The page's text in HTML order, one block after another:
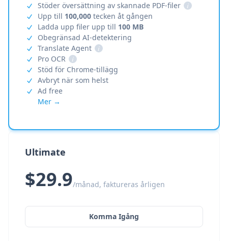
Stöder översättning av skannade PDF-filer
i
Upp till 100,000 tecken åt gången
Ladda upp filer upp till 100 MB
Obegränsad AI-detektering
Translate Agent
i
Pro OCR
i
Stöd för Chrome-tillägg
Avbryt när som helst
Ad free
Mer →
Ultimate
$29.9/månad, faktureras årligen
Komma Igång